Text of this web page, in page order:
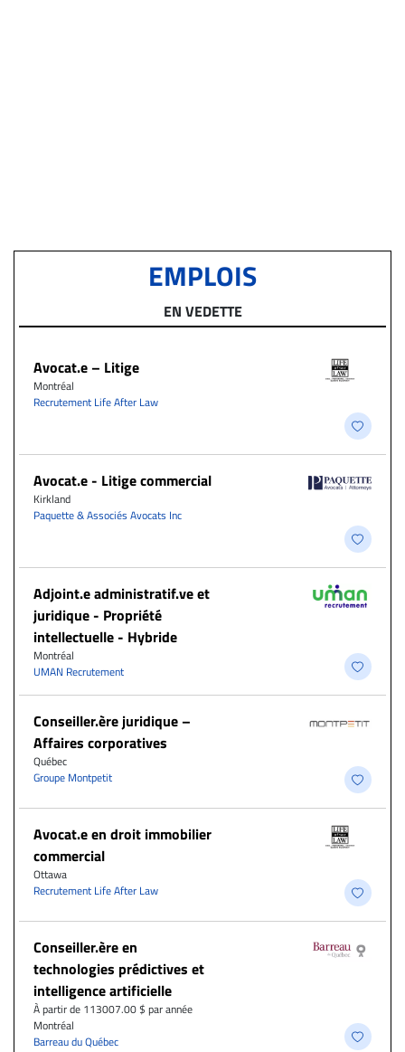
EMPLOIS
EN VEDETTE
Avocat.e – Litige
Montréal
Recrutement Life After Law
Avocat.e - Litige commercial
Kirkland
Paquette & Associés Avocats Inc
Adjoint.e administratif.ve et
juridique - Propriété
intellectuelle - Hybride
Montréal
UMAN Recrutement
Conseiller.ère juridique –
Affaires corporatives
Québec
Groupe Montpetit
Avocat.e en droit immobilier
commercial
Ottawa
Recrutement Life After Law
Conseiller.ère en
technologies prédictives et
intelligence artificielle
À partir de 113007.00 $ par année
Montréal
Barreau du Québec